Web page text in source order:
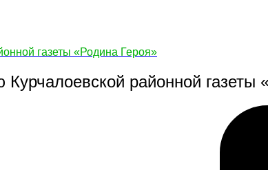
газеты «Родина Героя»
районной газеты